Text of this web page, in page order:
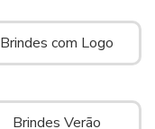
Brindes com Logo
Brindes Verão